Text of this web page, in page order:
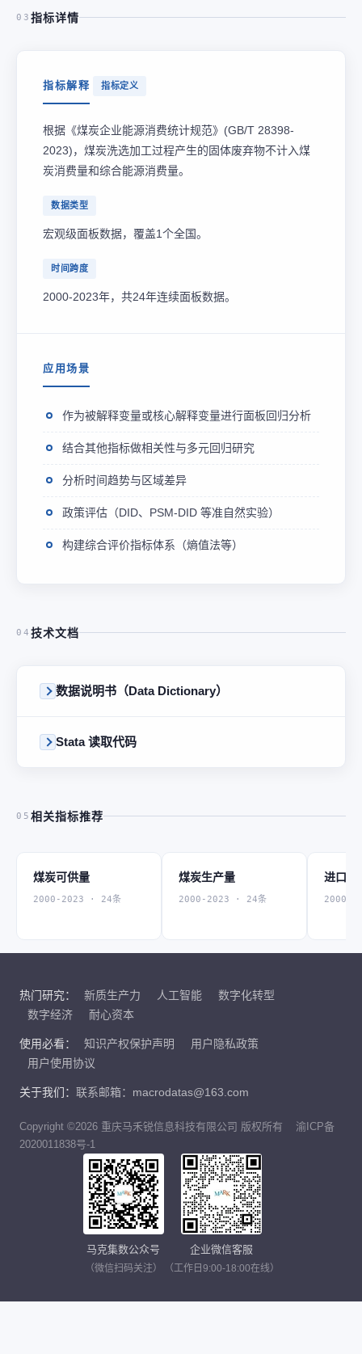
03 指标详情
指标解释 指标定义
根据《煤炭企业能源消费统计规范》(GB/T 28398-
2023)，煤炭洗选加工过程产生的固体废弃物不计入煤
炭消费量和综合能源消费量。
数据类型
宏观级面板数据，覆盖1个全国。
时间跨度
2000-2023年，共24年连续面板数据。
应用场景
作为被解释变量或核心解释变量进行面板回归分析
结合其他指标做相关性与多元回归研究
分析时间趋势与区域差异
政策评估（DID、PSM-DID 等准自然实验）
构建综合评价指标体系（熵值法等）
04 技术文档
数据说明书（Data Dictionary）
Stata 读取代码
05 相关指标推荐
煤炭可供量
2000-2023 · 24条
煤炭生产量
2000-2023 · 24条
进口煤
2000-
热门研究： 新质生产力 人工智能
数字化转型
数字经济
耐心资本
使用必看： 知识产权保护声明
用户隐私政策
用户使用协议
关于我们： 联系邮箱：macrodatas@163.com
Copyright ©2026 重庆马禾锐信息科技有限公司 版权所有
渝ICP备
2020011838号-1
马克集数公众号
（微信扫码关注）
企业微信客服
（工作日9:00-18:00在线）